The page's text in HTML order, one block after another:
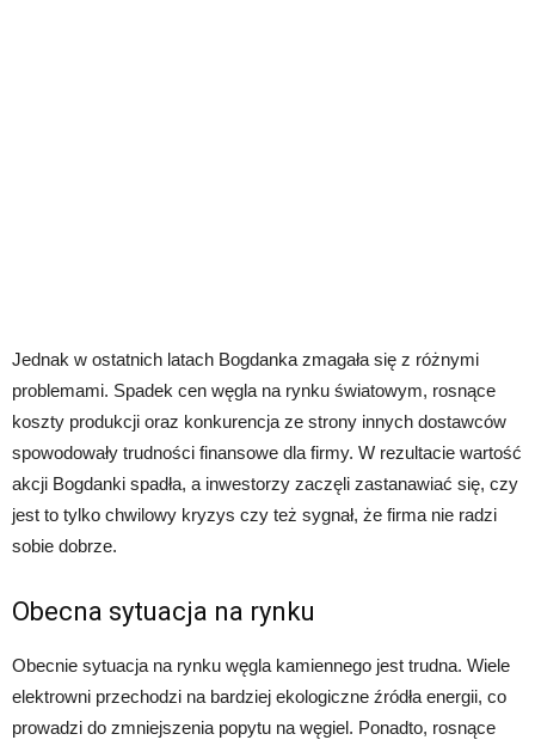
Jednak w ostatnich latach Bogdanka zmagała się z różnymi
problemami. Spadek cen węgla na rynku światowym, rosnące
koszty produkcji oraz konkurencja ze strony innych dostawców
spowodowały trudności finansowe dla firmy. W rezultacie wartość
akcji Bogdanki spadła, a inwestorzy zaczęli zastanawiać się, czy
jest to tylko chwilowy kryzys czy też sygnał, że firma nie radzi
sobie dobrze.
Obecna sytuacja na rynku
Obecnie sytuacja na rynku węgla kamiennego jest trudna. Wiele
elektrowni przechodzi na bardziej ekologiczne źródła energii, co
prowadzi do zmniejszenia popytu na węgiel. Ponadto, rosnące